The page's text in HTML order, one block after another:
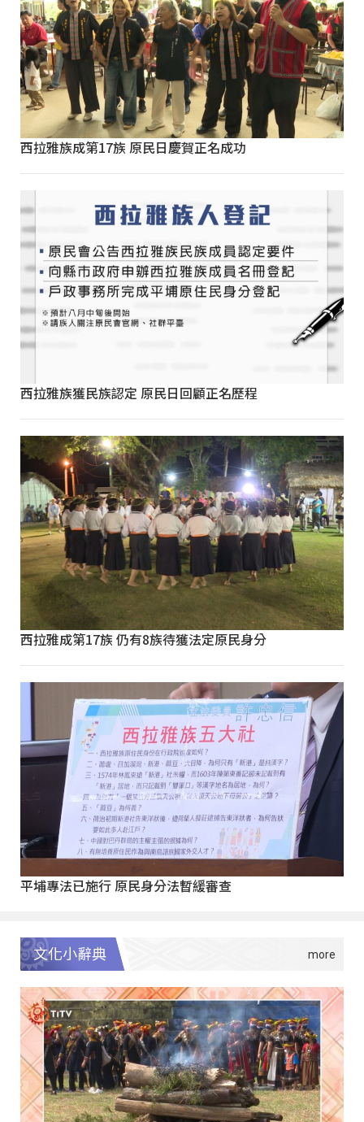
西拉雅族成第17族 原民日慶賀正名成功
西拉雅族獲民族認定 原民日回顧正名歷程
西拉雅成第17族 仍有8族待獲法定原民身分
平埔專法已施行 原民身分法暫緩審查
文化小辭典